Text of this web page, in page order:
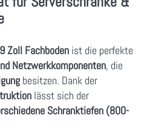
Zoll Fachboden ist die perfekte
Netzwerkkomponenten, die
besitzen. Dank der
lässt sich der
Schranktiefen (800-